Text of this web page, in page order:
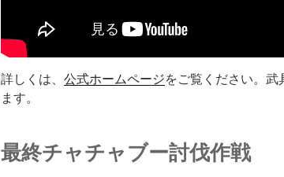
詳しくは、 公式ホームページをご覧ください。武
ます。
最終チャチャブー討伐作戦